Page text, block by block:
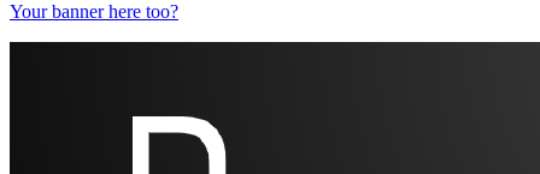
Your banner here too?